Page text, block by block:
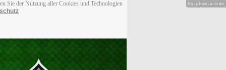
Sie der Nutzung aller Cookies und Technologien
Hy-phen-a-tion